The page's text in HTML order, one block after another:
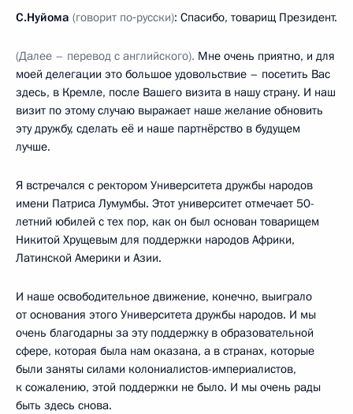
С.Нуйома (говорит по‑русски): Спасибо, товарищ Президент.
(Далее – перевод с английского). Мне очень приятно, и для
моей делегации это большое удовольствие – посетить Вас
здесь, в Кремле, после Вашего визита в нашу страну. И наш
визит по этому случаю выражает наше желание обновить
эту дружбу, сделать её и наше партнёрство в будущем
лучше.
Я встречался с ректором Университета дружбы народов
имени Патриса Лумумбы. Этот университет отмечает 50-
летний юбилей с тех пор, как он был основан товарищем
Никитой Хрущевым для поддержки народов Африки,
Латинской Америки и Азии.
И наше освободительное движение, конечно, выиграло
от основания этого Университета дружбы народов. И мы
очень благодарны за эту поддержку в образовательной
сфере, которая была нам оказана, а в странах, которые
были заняты силами колониалистов-империалистов,
к сожалению, этой поддержки не было. И мы очень рады
быть здесь снова.